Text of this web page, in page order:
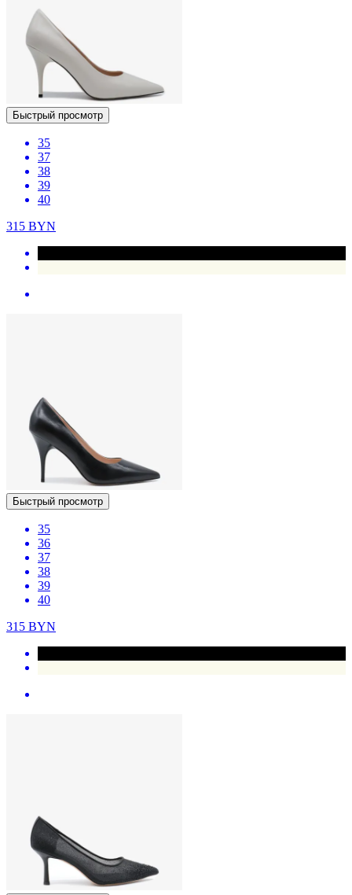
Быстрый просмотр
35
37
38
39
40
315 BYN
Быстрый просмотр
35
36
37
38
39
40
315 BYN